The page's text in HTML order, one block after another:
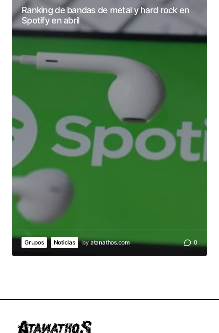
Ranking de bandas de metal y hard rock en
Spotify en abril
Grupos Noticias byatanathos.com 0